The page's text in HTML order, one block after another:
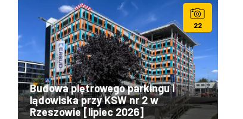
22
Budowa piętrowego parkingu i
lądowiska przy KSW nr 2 w
Rzeszowie [lipiec 2026]